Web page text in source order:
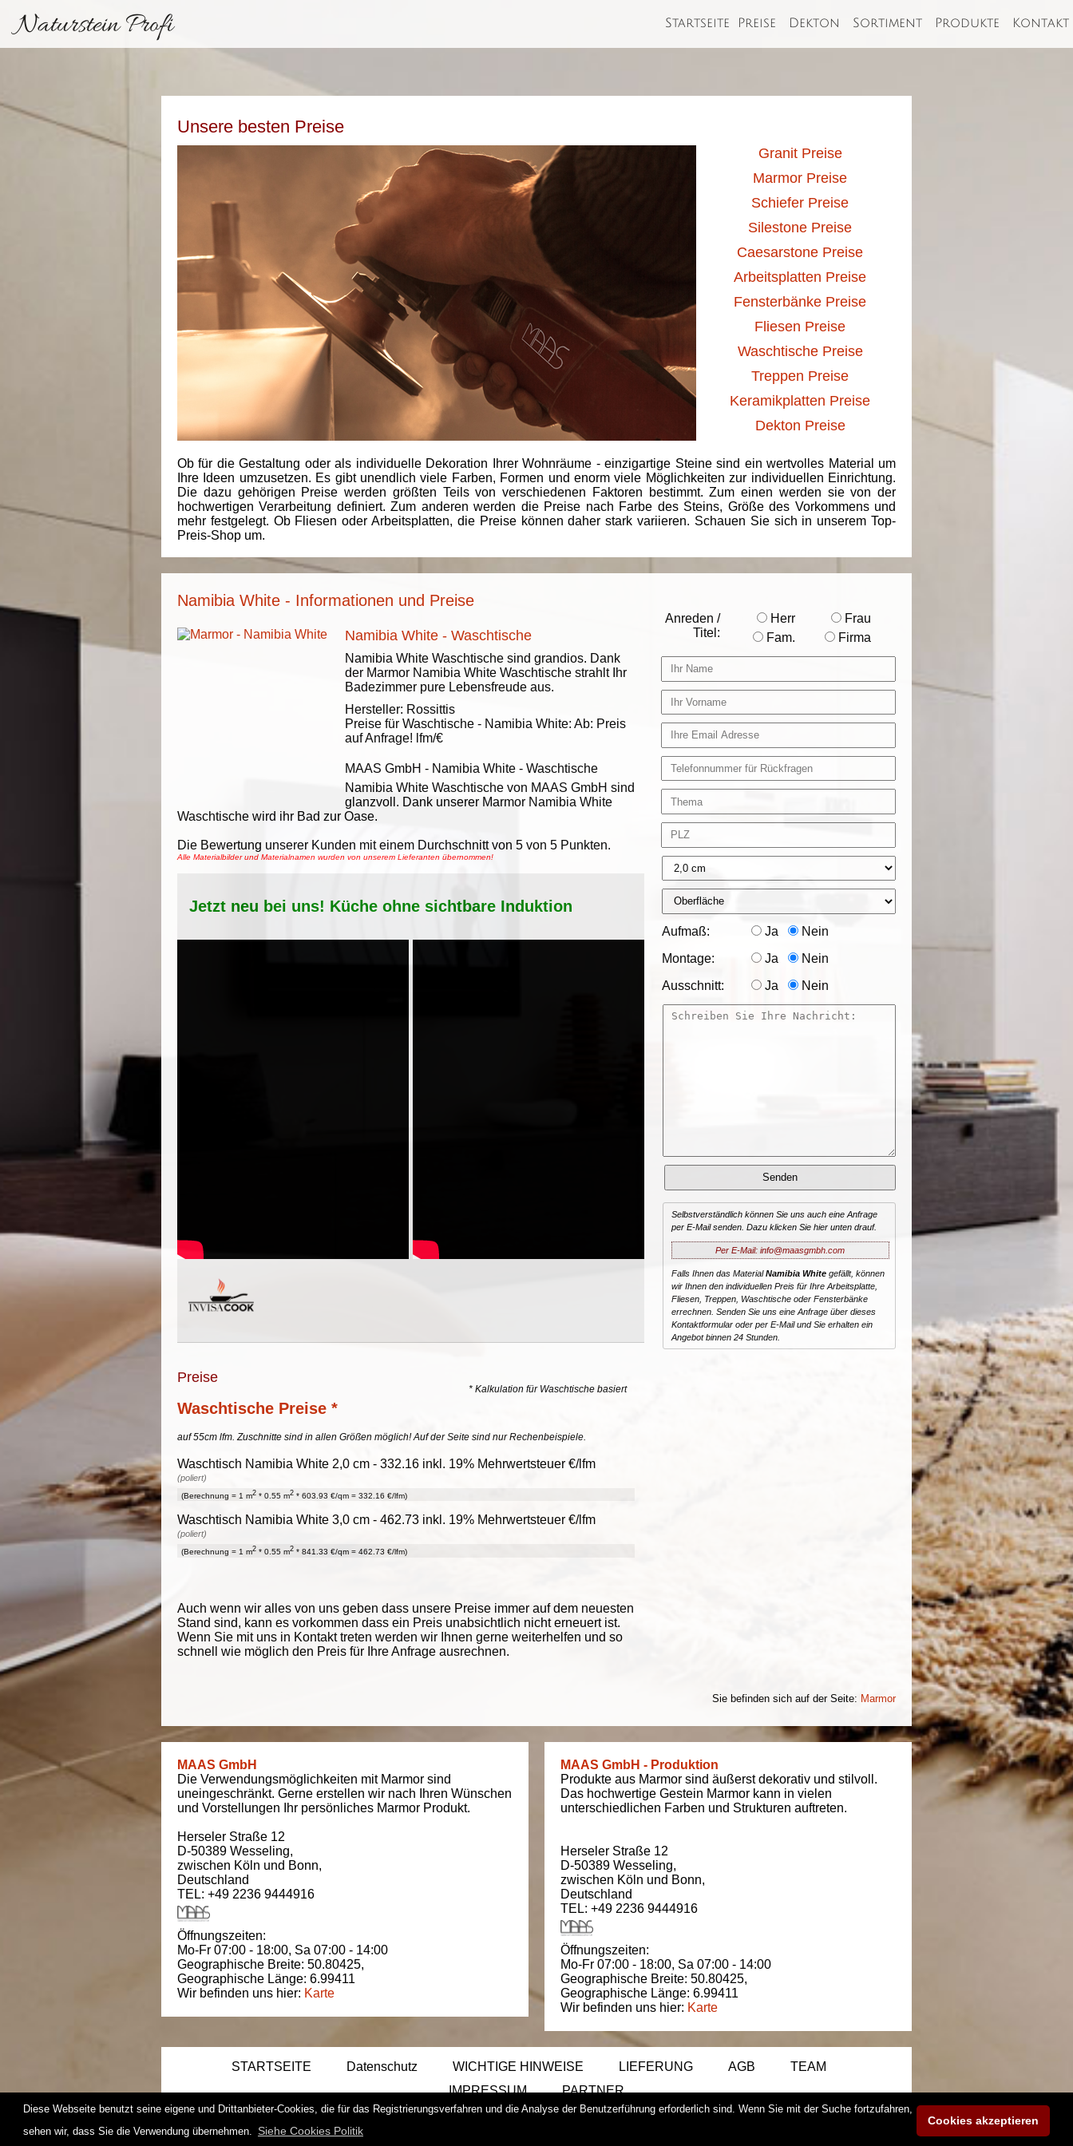
Diese Webseite benutzt seine eigene und Drittanbieter-Cookies, die für das Registrierungsverfahren und die Analyse der Benutzerführung erforderlich sind. Wenn Sie mit der Suche fortzufahren,
sehen wir, dass Sie die Verwendung übernehmen.
Siehe Cookies Politik
Cookies akzeptieren
Naturstein Profi Startseite Preise Dekton Sortiment Produkte Kontakt
Unsere besten Preise
Granit Preise
Marmor Preise
Schiefer Preise
Silestone Preise
Caesarstone Preise
Arbeitsplatten Preise
Fensterbänke Preise
Fliesen Preise
Waschtische Preise
Treppen Preise
Keramikplatten Preise
Dekton Preise
Ob für die Gestaltung oder als individuelle Dekoration Ihrer Wohnräume - einzigartige Steine sind ein wertvolles Material um
Ihre Ideen umzusetzen. Es gibt unendlich viele Farben, Formen und enorm viele Möglichkeiten zur individuellen Einrichtung.
Die dazu gehörigen Preise werden größten Teils von verschiedenen Faktoren bestimmt. Zum einen werden sie von der
hochwertigen Verarbeitung definiert. Zum anderen werden die Preise nach Farbe des Steins, Größe des Vorkommens und
mehr festgelegt. Ob Fliesen oder Arbeitsplatten, die Preise können daher stark variieren. Schauen Sie sich in unserem Top-
Preis-Shop um.
Namibia White - Informationen und Preise
Namibia White - Waschtische
Namibia White Waschtische sind grandios. Dank
der Marmor Namibia White Waschtische strahlt Ihr
Badezimmer pure Lebensfreude aus.
Hersteller: Rossittis
Preise für Waschtische - Namibia White: Ab: Preis
auf Anfrage! lfm/€
MAAS GmbH - Namibia White - Waschtische
Namibia White Waschtische von MAAS GmbH sind
glanzvoll. Dank unserer Marmor Namibia White
Waschtische wird ihr Bad zur Oase.
Die Bewertung unserer Kunden mit einem Durchschnitt von 5 von 5 Punkten.
Alle Materialbilder und Materialnamen wurden von unserem Lieferanten übernommen!
Jetzt neu bei uns! Küche ohne sichtbare Induktion
Preise
Waschtische Preise *
* Kalkulation für Waschtische basiert
auf 55cm lfm. Zuschnitte sind in allen Größen möglich! Auf der Seite sind nur Rechenbeispiele.
Waschtisch Namibia White 2,0 cm - 332.16 inkl. 19% Mehrwertsteuer €/lfm
(poliert)
(Berechnung = 1 m2 * 0.55 m2 * 603.93 €/qm = 332.16 €/lfm)
Waschtisch Namibia White 3,0 cm - 462.73 inkl. 19% Mehrwertsteuer €/lfm
(poliert)
(Berechnung = 1 m2 * 0.55 m2 * 841.33 €/qm = 462.73 €/lfm)
Auch wenn wir alles von uns geben dass unsere Preise immer auf dem neuesten
Stand sind, kann es vorkommen dass ein Preis unabsichtlich nicht erneuert ist.
Wenn Sie mit uns in Kontakt treten werden wir Ihnen gerne weiterhelfen und so
schnell wie möglich den Preis für Ihre Anfrage ausrechnen.
Anreden /
Titel:
Herr
Frau
Fam.
Firma
Aufmaß: Ja Nein
Montage: Ja Nein
Ausschnitt: Ja Nein
Selbstverständlich können Sie uns auch eine Anfrage
per E-Mail senden. Dazu klicken Sie hier unten drauf.
Per E-Mail: info@maasgmbh.com
Falls Ihnen das MaterialNamibia Whitegefällt, können
wir Ihnen den individuellen Preis für Ihre Arbeitsplatte,
Fliesen, Treppen, Waschtische oder Fensterbänke
errechnen. Senden Sie uns eine Anfrage über dieses
Kontaktformular oder per E-Mail und Sie erhalten ein
Angebot binnen 24 Stunden.
Sie befinden sich auf der Seite: Marmor
MAAS GmbH
Die Verwendungsmöglichkeiten mit Marmor sind
uneingeschränkt. Gerne erstellen wir nach Ihren Wünschen
und Vorstellungen Ihr persönliches Marmor Produkt.
Herseler Straße 12
D-50389 Wesseling,
zwischen Köln und Bonn,
Deutschland
TEL: +49 2236 9444916
Öffnungszeiten:
Mo-Fr 07:00 - 18:00, Sa 07:00 - 14:00
Geographische Breite: 50.80425,
Geographische Länge: 6.99411
Wir befinden uns hier: Karte
MAAS GmbH - Produktion
Produkte aus Marmor sind äußerst dekorativ und stilvoll.
Das hochwertige Gestein Marmor kann in vielen
unterschiedlichen Farben und Strukturen auftreten.
Herseler Straße 12
D-50389 Wesseling,
zwischen Köln und Bonn,
Deutschland
TEL: +49 2236 9444916
Öffnungszeiten:
Mo-Fr 07:00 - 18:00, Sa 07:00 - 14:00
Geographische Breite: 50.80425,
Geographische Länge: 6.99411
Wir befinden uns hier: Karte
STARTSEITE Datenschutz WICHTIGE HINWEISE LIEFERUNG AGB
TEAM
IMPRESSUM
PARTNER
Web Design und SEO Optimierung